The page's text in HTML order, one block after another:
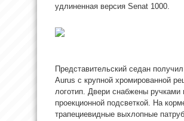
удлиненная версия Senat 1000.
Представительский седан
Aurus с крупной хромированной
логотип. Двери снабжены ручками
проекционной подсветкой. На
трапециевидные выхлопные